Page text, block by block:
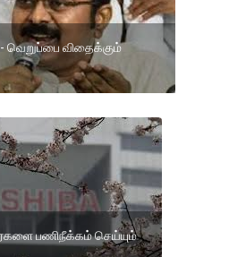
- வெறுப்பை விதைக்கும்
பணிநீக்கம் செய்யும்